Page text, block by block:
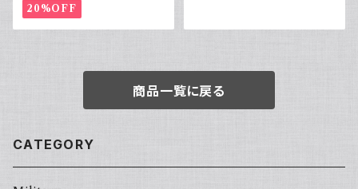
20%OFF
商品一覧に戻る
CATEGORY